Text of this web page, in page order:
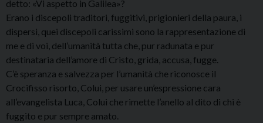
detto: «Vi aspetto in Galilea»?
Erano i discepoli traditori, fuggitivi, prigionieri della paura, i
dispersi, quei discepoli carissimi sono la rappresentazione di
me e di voi, dell’umanità tutta che, pur radunata e pur
destinataria dell’amore di Cristo, grida, accusa, fugge.
C’è speranza e salvezza per l’umanità che riconosce il
Crocifisso risorto, Colui, per usare un’espressione cara
all’evangelista Luca, Colui che rimette l’anello al dito di chi è
fuggito e pur sempre amato.